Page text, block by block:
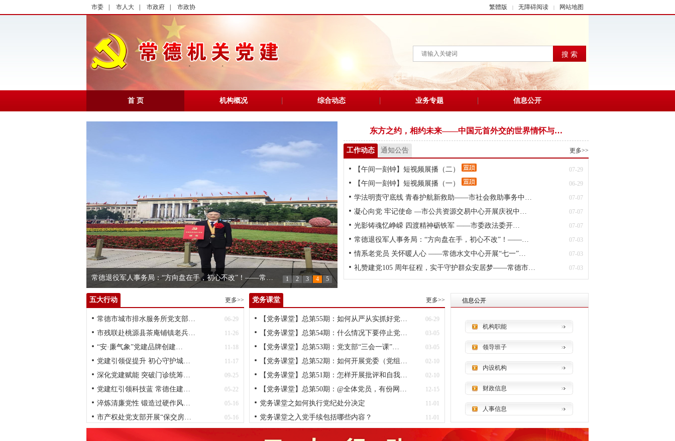
市委 市人大 市政府 市政协 繁體版 | 无障碍阅读 | 网站地图
搜 索
首 页 机构概况 综合动态 业务专题 信息公开
常德退役军人事务局：“方向盘在手，初心不改”！——常… 礼赞建党105 周年征程，实干守护群众安居梦——常德市住…
1 2 3 4 5
东方之约，相约未来——中国元首外交的世界情怀与…
更多>>
工作动态 通知公告
07-29
【午间一刻钟】短视频展播（二）
06-29
【午间一刻钟】短视频展播（一）
07-07
学法明责守底线 青春护航新救助——市社会救助事务中…
07-07
凝心向党 牢记使命 —市公共资源交易中心开展庆祝中…
07-07
光影铸魂忆峥嵘 四渡精神砺铁军 ——市委政法委开…
07-03
常德退役军人事务局：“方向盘在手，初心不改”！——…
07-03
情系老党员 关怀暖人心 ——常德水文中心开展“七一”…
07-03
礼赞建党105 周年征程，实干守护群众安居梦——常德市…
更多>>
五大行动
06-29
常德市城市排水服务所党支部…
11-26
市残联赴桃源县茶庵铺镇老兵…
11-18
“安·廉气象”党建品牌创建…
11-17
党建引领促提升 初心守护城…
09-25
深化党建赋能 突破门诊统筹…
05-22
党建红引领科技蓝 常德住建…
05-16
淬炼清廉党性 锻造过硬作风…
05-16
市产权处党支部开展“保交房…
更多>>
党务课堂
06-29
【党务课堂】总第55期：如何从严从实抓好党…
03-05
【党务课堂】总第54期：什么情况下要停止党…
03-05
【党务课堂】总第53期：党支部“三会一课”…
02-10
【党务课堂】总第52期：如何开展党委（党组…
02-10
【党务课堂】总第51期：怎样开展批评和自我…
12-15
【党务课堂】总第50期：@全体党员，有份网…
11-01
党务课堂之如何执行党纪处分决定
11-01
党务课堂之入党手续包括哪些内容？
信息公开
机构职能
领导班子
内设机构
财政信息
人事信息